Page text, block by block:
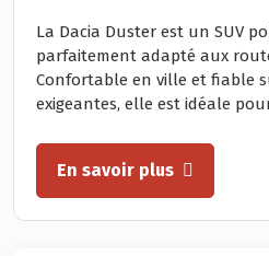
La Dacia Duster est un SUV
parfaitement adapté aux
Confortable en ville et fiable
exigeantes, elle est idéale
En savoir plus